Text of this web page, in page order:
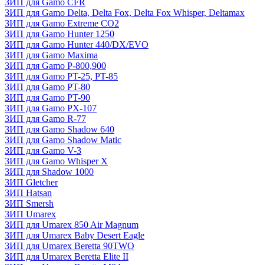
ЗИП для Gamo CFR
ЗИП для Gamo Delta, Delta Fox, Delta Fox Whisper, Deltamax
ЗИП для Gamo Extreme CO2
ЗИП для Gamo Hunter 1250
ЗИП для Gamo Hunter 440/DX/EVO
ЗИП для Gamo Maxima
ЗИП для Gamo P-800,900
ЗИП для Gamo PT-25, PT-85
ЗИП для Gamo PT-80
ЗИП для Gamo PT-90
ЗИП для Gamo PX-107
ЗИП для Gamo R-77
ЗИП для Gamo Shadow 640
ЗИП для Gamo Shadow Matic
ЗИП для Gamo V-3
ЗИП для Gamo Whisper X
ЗИП для Shadow 1000
ЗИП Gletcher
ЗИП Hatsan
ЗИП Smersh
ЗИП Umarex
ЗИП для Umarex 850 Air Magnum
ЗИП для Umarex Baby Desert Eagle
ЗИП для Umarex Beretta 90TWO
ЗИП для Umarex Beretta Elite II